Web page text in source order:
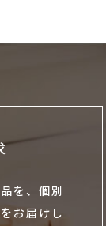
を、個別
お届けし